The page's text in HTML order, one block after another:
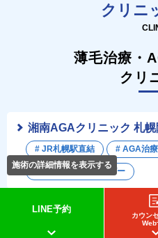
クリニ
薄毛治療・
クリ
湘南AGAクリニック 札幌
# JR札幌駅直結 # AGA治
# 毛髪再生メソセラピー
湘南AGAクリニック 仙台
# JR仙台駅東口 徒歩3分 #
施術の詳細情報を表示する
LINE予約
カウン
Web